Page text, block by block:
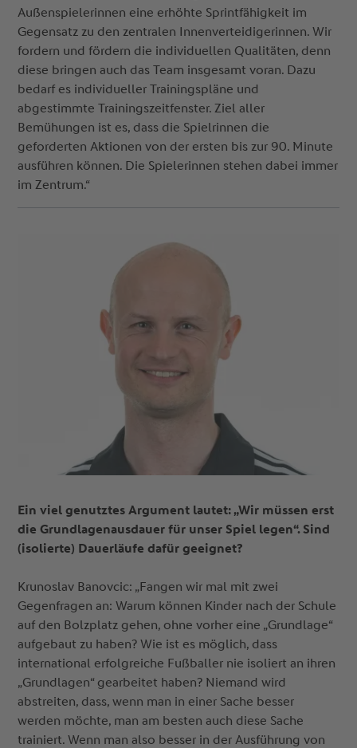
Mobilität, Stabilität, Koordination und den
technischen Fertigkeiten mit Ball bereiten die
Spielerinnen auf genau diese Anforderungen vor
und wir empfehlen sie fürs Eigentraining.
Außenspielerinnen eine erhöhte Sprintfähigkeit im
Gegensatz zu den zentralen Innenverteidigerinnen. Wir
fordern und fördern die individuellen Qualitäten, denn
diese bringen auch das Team insgesamt voran. Dazu
bedarf es individueller Trainingspläne und
abgestimmte Trainingszeitfenster. Ziel aller
Bemühungen ist es, dass die Spielrinnen die
geforderten Aktionen von der ersten bis zur 90. Minute
ausführen können. Die Spielerinnen stehen dabei immer
im Zentrum.“
Ein viel genutztes Argument lautet: „Wir müssen erst
die Grundlagenausdauer für unser Spiel legen“. Sind
(isolierte) Dauerläufe dafür geeignet?
Krunoslav Banovcic: „Fangen wir mal mit zwei
Gegenfragen an: Warum können Kinder nach der Schule
auf den Bolzplatz gehen, ohne vorher eine „Grundlage“
aufgebaut zu haben? Wie ist es möglich, dass
international erfolgreiche Fußballer nie isoliert an ihren
„Grundlagen“ gearbeitet haben? Niemand wird
abstreiten, dass, wenn man in einer Sache besser
werden möchte, man am besten auch diese Sache
trainiert. Wenn man also besser in der Ausführung von